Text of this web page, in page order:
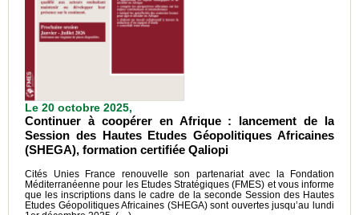
Le 20 octobre 2025,
Continuer à coopérer en Afrique : lancement de la
Session des Hautes Etudes Géopolitiques Africaines
(SHEGA), formation certifiée Qaliopi
Cités Unies France renouvelle son partenariat avec la Fondation
Méditerranéenne pour les Etudes Stratégiques (FMES) et vous informe
que les inscriptions dans le cadre de la seconde Session des Hautes
Etudes Géopolitiques Africaines (SHEGA) sont ouvertes jusqu’au lundi